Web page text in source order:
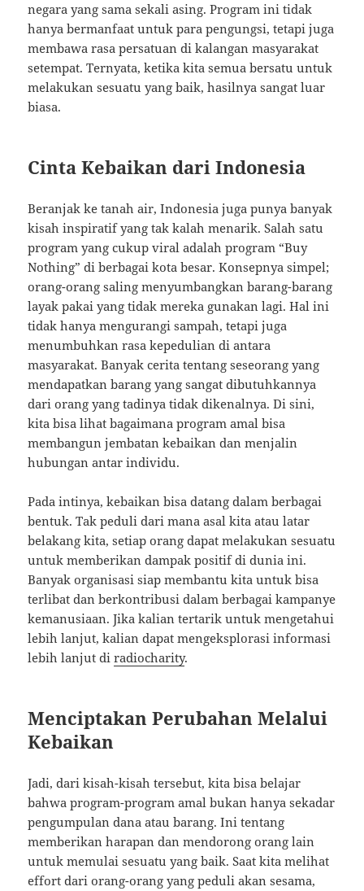
negara yang sama sekali asing. Program ini tidak
hanya bermanfaat untuk para pengungsi, tetapi juga
membawa rasa persatuan di kalangan masyarakat
setempat. Ternyata, ketika kita semua bersatu untuk
melakukan sesuatu yang baik, hasilnya sangat luar
biasa.
Cinta Kebaikan dari Indonesia
Beranjak ke tanah air, Indonesia juga punya banyak
kisah inspiratif yang tak kalah menarik. Salah satu
program yang cukup viral adalah program “Buy
Nothing” di berbagai kota besar. Konsepnya simpel;
orang-orang saling menyumbangkan barang-barang
layak pakai yang tidak mereka gunakan lagi. Hal ini
tidak hanya mengurangi sampah, tetapi juga
menumbuhkan rasa kepedulian di antara
masyarakat. Banyak cerita tentang seseorang yang
mendapatkan barang yang sangat dibutuhkannya
dari orang yang tadinya tidak dikenalnya. Di sini,
kita bisa lihat bagaimana program amal bisa
membangun jembatan kebaikan dan menjalin
hubungan antar individu.
Pada intinya, kebaikan bisa datang dalam berbagai
bentuk. Tak peduli dari mana asal kita atau latar
belakang kita, setiap orang dapat melakukan sesuatu
untuk memberikan dampak positif di dunia ini.
Banyak organisasi siap membantu kita untuk bisa
terlibat dan berkontribusi dalam berbagai kampanye
kemanusiaan. Jika kalian tertarik untuk mengetahui
lebih lanjut, kalian dapat mengeksplorasi informasi
lebih lanjut diradiocharity.
Menciptakan Perubahan Melalui
Kebaikan
Jadi, dari kisah-kisah tersebut, kita bisa belajar
bahwa program-program amal bukan hanya sekadar
pengumpulan dana atau barang. Ini tentang
memberikan harapan dan mendorong orang lain
untuk memulai sesuatu yang baik. Saat kita melihat
effort dari orang-orang yang peduli akan sesama,